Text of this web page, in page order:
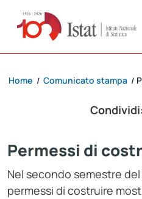
Home / Comunicato stampa /
Permessi di
Nel secondo semestre
permessi di costruire